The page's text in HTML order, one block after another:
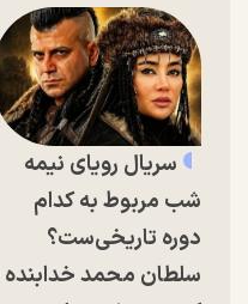
سریال رویای نیمه
شب مربوط به کدام
دوره تاریخی‌ست؟
سلطان محمد خدابنده